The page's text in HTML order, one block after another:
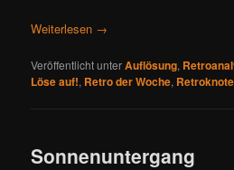
Weiterlesen →
Veröffentlicht unterAuflösung,
Löse auf!, Retro der Woche,
Sonnenuntergang